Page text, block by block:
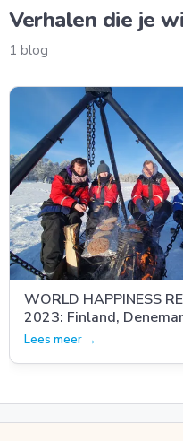
Verhalen die je
1 blog
WORLD HAPPINESS
2023: Finland,
IJsland in de top 3
Lees meer →